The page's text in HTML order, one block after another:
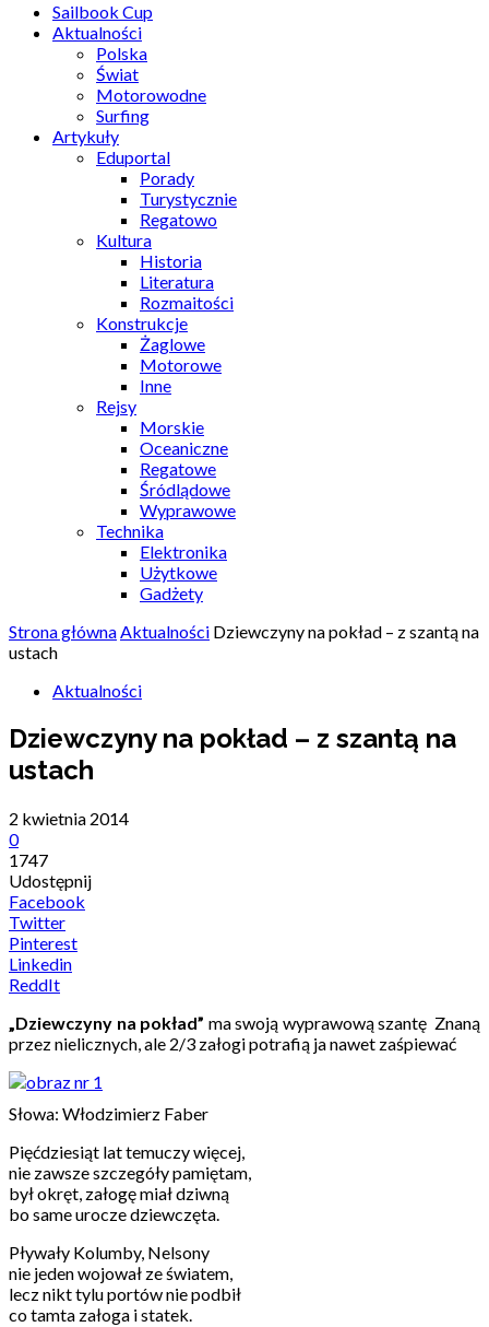
Sailbook Cup
Aktualności
Polska
Świat
Motorowodne
Surfing
Artykuły
Eduportal
Porady
Turystycznie
Regatowo
Kultura
Historia
Literatura
Rozmaitości
Konstrukcje
Żaglowe
Motorowe
Inne
Rejsy
Morskie
Oceaniczne
Regatowe
Śródlądowe
Wyprawowe
Technika
Elektronika
Użytkowe
Gadżety
Strona głównaAktualności Dziewczyny na pokład – z szantą na
ustach
Aktualności
Dziewczyny na pokład – z szantą na
ustach
2 kwietnia 2014
0
1747
Udostępnij
Facebook
Twitter
Pinterest
Linkedin
ReddIt
„Dziewczyny na pokład” ma swoją wyprawową szantę Znaną
przez nielicznych, ale 2/3 załogi potrafią ja nawet zaśpiewać
Słowa: Włodzimierz Faber
Pięćdziesiąt lat temuczy więcej,
nie zawsze szczegóły pamiętam,
był okręt, załogę miał dziwną
bo same urocze dziewczęta.
Pływały Kolumby, Nelsony
nie jeden wojował ze światem,
lecz nikt tylu portów nie podbił
co tamta załoga i statek.